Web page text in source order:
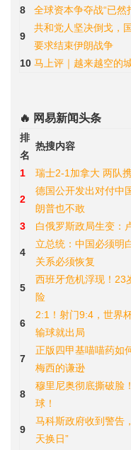
8
全球资本争夺战“已然
9
共和党人坚决倒戈，
要求结束伊朗战争
10 马上评｜越来越空的
🔥 网易新闻头条
排
名
热搜内容
1
瑞士2-1加拿大 两队
2
德国公开发出对付中
朗普也不敢
3 白俄罗斯政局生变：
4
立总统：中国必须明
关系必须恢复
5
西班牙危机浮现！23
险
6
2:1！射门9:4，世界
输球就出局
7
正版四甲基喵喵药如
梅西的谦逊
8
穆里尼奥彻底撕破脸
球！
9
马科斯政府收到警告
天换日”